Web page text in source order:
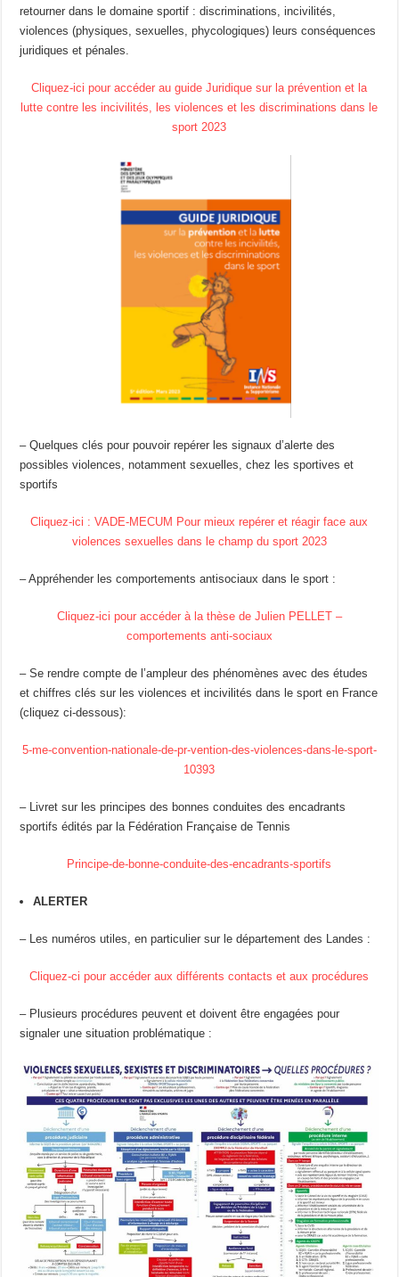
retourner dans le domaine sportif : discriminations, incivilités,
violences (physiques, sexuelles, phycologiques) leurs conséquences
juridiques et pénales.
Cliquez-ici pour accéder au guide Juridique sur la prévention et la
lutte contre les incivilités, les violences et les discriminations dans le
sport 2023
– Quelques clés pour pouvoir repérer les signaux d’alerte des
possibles violences, notamment sexuelles, chez les sportives et
sportifs
Cliquez-ici : VADE-MECUM Pour mieux repérer et réagir face aux
violences sexuelles dans le champ du sport 2023
– Appréhender les comportements antisociaux dans le sport :
Cliquez-ici pour accéder à la thèse de Julien PELLET –
comportements anti-sociaux
– Se rendre compte de l’ampleur des phénomènes avec des études
et chiffres clés sur les violences et incivilités dans le sport en France
(cliquez ci-dessous):
5-me-convention-nationale-de-pr-vention-des-violences-dans-le-sport-
10393
– Livret sur les principes des bonnes conduites des encadrants
sportifs édités par la Fédération Française de Tennis
Principe-de-bonne-conduite-des-encadrants-sportifs
ALERTER
– Les numéros utiles, en particulier sur le département des Landes :
Cliquez-ci pour accéder aux différents contacts et aux procédures
– Plusieurs procédures peuvent et doivent être engagées pour
signaler une situation problématique :